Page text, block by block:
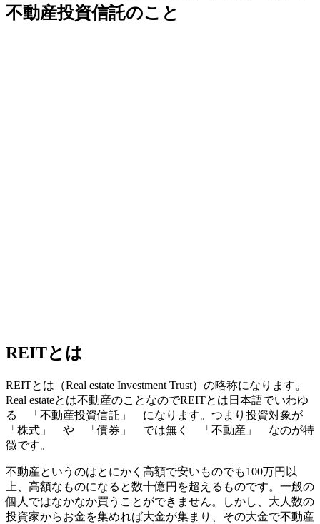
不動産投資信託のこと
REITとは
REITとは（Real estate Investment Trust）の略称になります。
Real estateとは不動産のことなのでREITとは日本語でいわゆ
る 「 不動産投資信託 」 になります。つまり投資対象が
「株式」 や 「債券」 では無く 「不動産」 なのが特
徴です。
不動産というのはとにかく高額で安いものでも100万円以
上、高額なものになると数十億円を超えるものです。一般の
個人ではなかなか買うことができません。しかし、大人数の
投資家からお金を集めれば大金が集まり、その大金で不動産